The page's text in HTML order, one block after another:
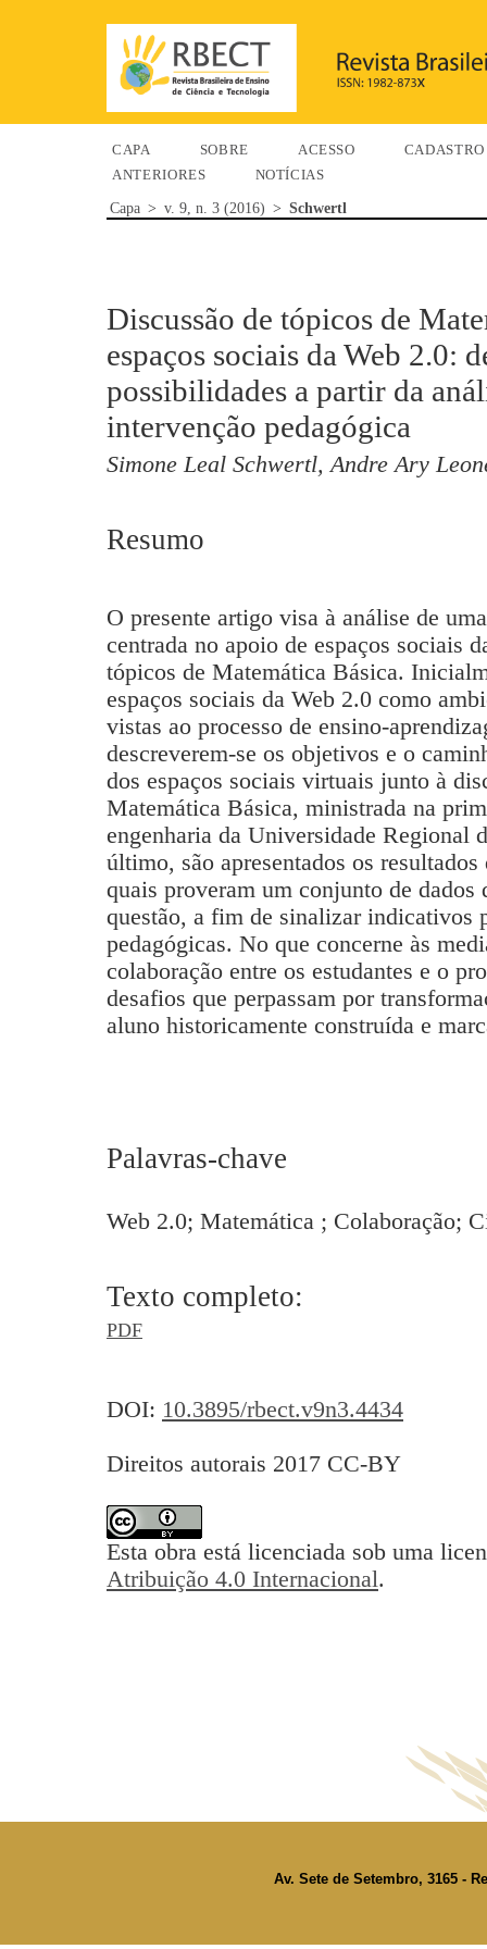
CAPA SOBRE ACESSO
CADASTRO
ANTERIORES
NOTÍCIAS
Capa > v. 9, n. 3 (2016) > Schwertl
Discussão de tópicos de
espaços sociais da Web 2.0:
possibilidades a partir da
intervenção pedagógica
Simone Leal Schwertl, Andre Ary
Resumo
O presente artigo visa à análise de
centrada no apoio de espaços sociais
tópicos de Matemática Básica.
espaços sociais da Web 2.0 como
vistas ao processo de ensino-
descreverem-se os objetivos e o
dos espaços sociais virtuais junto à
Matemática Básica, ministrada na
engenharia da Universidade Regional
último, são apresentados os
quais proveram um conjunto de dados
questão, a fim de sinalizar indicativos
pedagógicas. No que concerne às
colaboração entre os estudantes e o
desafios que perpassam por
aluno historicamente construída e
Palavras-chave
Web 2.0; Matemática ; Colaboração;
Texto completo:
PDF
DOI: 10.3895/rbect.v9n3.4434
Direitos autorais 2017 CC-BY
Esta obra está licenciada sob uma
Atribuição 4.0 Internacional.
Av. Sete de Setembro, 3165 -